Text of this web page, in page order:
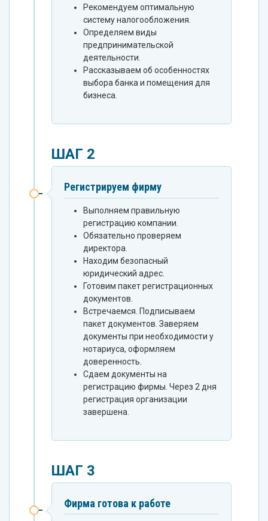
Рекомендуем оптимальную
систему налогообложения.
Определяем виды
предпринимательской
деятельности.
Рассказываем об особенностях
выбора банка и помещения для
бизнеса.
ШАГ 2
Регистрируем фирму
Выполняем правильную
регистрацию компании.
Обязательно проверяем
директора.
Находим безопасный
юридический адрес.
Готовим пакет регистрационных
документов.
Встречаемся. Подписываем
пакет документов. Заверяем
документы при необходимости у
нотариуса, оформляем
доверенность.
Сдаем документы на
регистрацию фирмы. Через 2 дня
регистрация организации
завершена.
ШАГ 3
Фирма готова к работе